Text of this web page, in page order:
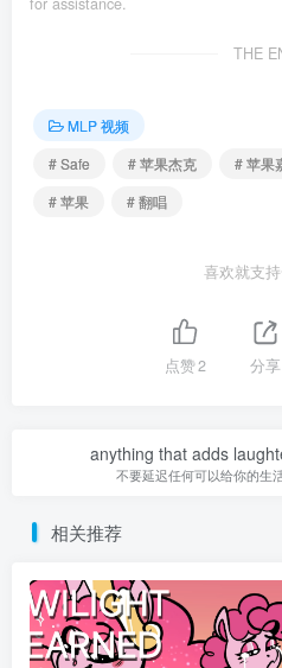
THE
MLP 视频
# Safe
# 苹果杰克 # 苹果
# 苹果
# 翻唱
喜欢就支
点赞2 分享
anything that adds
不要延迟任何可以给你的生
相关推荐